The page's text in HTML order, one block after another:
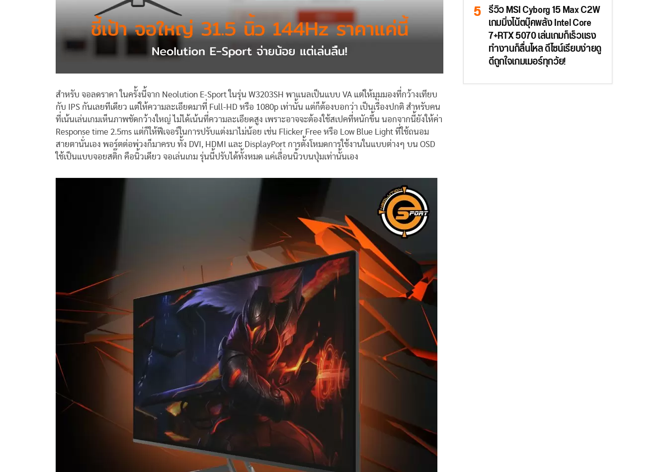
สำหรับ จอลดราคา ในครั้งนี้จาก Neolution E-Sport ในรุ่น W3203SH พาแนลเป็นแบบ VA แต่ให้มุมมองที่กว้างเทียบ
กับ IPS กันเลยทีเดียว แต่ให้ความละเอียดมาที่ Full-HD หรือ 1080p เท่านั้น แต่ก็ต้องบอกว่า เป็นเรื่องปกติ สำหรับคน
ที่เน้นเล่นเกมเห็นภาพชัดกว้างใหญ่ ไม่ได้เน้นที่ความละเอียดสูง เพราะอาจจะต้องใช้สเปคที่หนักขึ้น นอกจากนี้ยังให้ค่า
Response time 2.5ms แต่ก็ให้ฟีเจอร์ในการปรับแต่งมาไม่น้อย เช่น Flicker Free หรือ Low Blue Light ที่ใช้ถนอม
สายตานั่นเอง พอร์ตต่อพ่วงก็มาครบ ทั้ง DVI, HDMI และ DisplayPort การตั้งโหมดการใช้งานในแบบต่างๆ บน OSD
ใช้เป็นแบบจอยสติ๊ก คือนิ้วเดียว จอเล่นเกม รุ่นนี้ปรับได้ทั้งหมด แค่เลื่อนนิ้วบนปุ่มเท่านั้นเอง
รีวิว MSI Cyborg 15 Max C2W
เกมมิ่งโน้ตบุ๊คพลัง Intel Core
7+RTX 5070 เล่นเกมก็เร็วแรง
ทำงานก็ลื่นไหล ดีไซน์เรียบง่ายดู
ดีถูกใจเกมเมอร์ทุกวัย!